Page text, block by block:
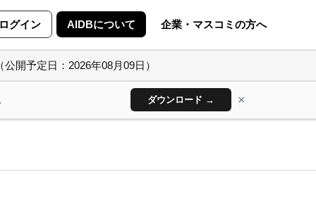
グイン AIDBについて 企業・マスコミの方へ
公開予定日：2026年08月09日）
ダウンロード → ×